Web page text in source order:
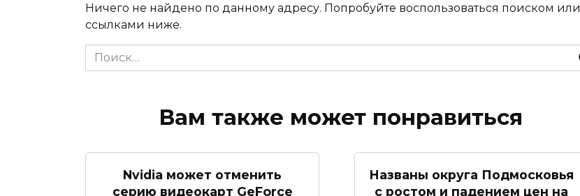
Ничего не найдено по данному адресу. Попробуйте воспользоваться поиском или
ссылками ниже.
Search
for:
Вам также может понравиться
Nvidia может отменить
серию видеокарт GeForce
Названы округа Подмосковья
с ростом и падением цен на